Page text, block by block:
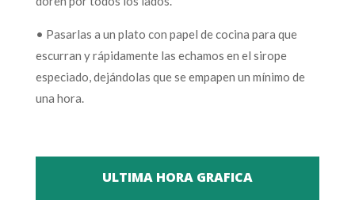
• Pasarlas a un plato con papel de cocina para que
escurran y rápidamente las echamos en el sirope
especiado, dejándolas que se empapen un mínimo de
una hora.
ULTIMA HORA GRAFICA